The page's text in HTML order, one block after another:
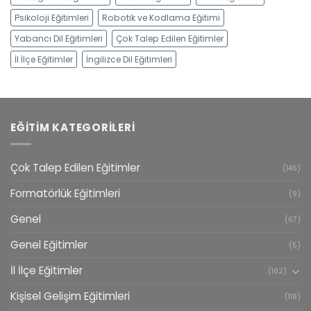
Psikoloji Eğitimleri
Robotik ve Kodlama Eğitimi
Yabancı Dil Eğitimleri
Çok Talep Edilen Eğitimler
İl İlçe Eğitimler
İngilizce Dil Eğitimleri
EĞITIM KATEGORILERI
Çok Talep Edilen Eğitimler (146)
Formatörlük Eğitimleri (9)
Genel (67)
Genel Eğitimler (5)
İl İlçe Eğitimler (162)
Kişisel Gelişim Eğitimleri (118)